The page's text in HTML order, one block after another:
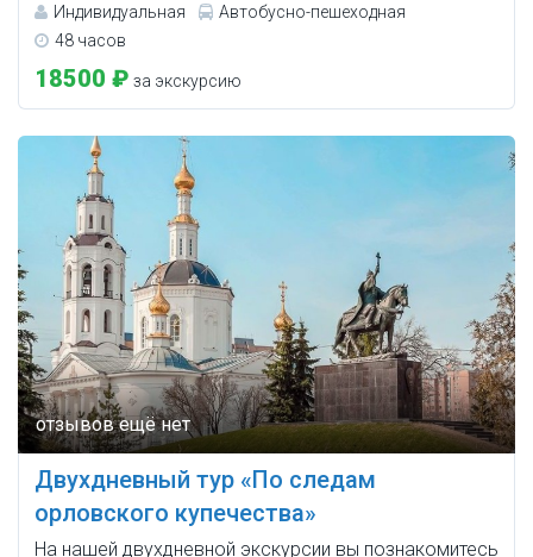
Индивидуальная
Автобусно-пешеходная
48 часов
18500 ₽ за экскурсию
Двухдневный тур «По следам
орловского купечества»
На нашей двухдневной экскурсии вы познакомитесь